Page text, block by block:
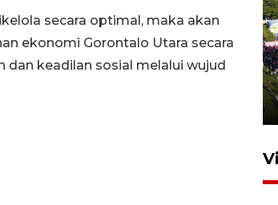
secara optimal, maka akan
ekonomi Gorontalo Utara secara
keadilan sosial melalui wujud
HUT KE-78
INDONESIA DI